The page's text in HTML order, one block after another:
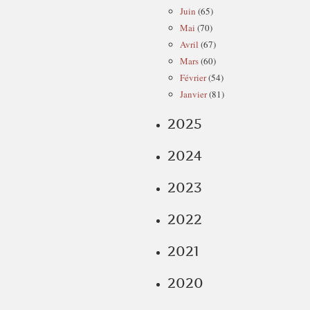
Juin (65)
Mai (70)
Avril (67)
Mars(60)
Février(54)
Janvier(81)
2025
2024
2023
2022
2021
2020